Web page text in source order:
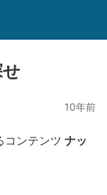
10年前
コンテンツ ナッ